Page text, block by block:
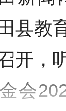
县教
开，
会